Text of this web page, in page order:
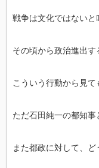
戦争は文化ではないと
その頃から政治進出す
こういう行動から見て
ただ石田純一の都知事
また都政に対して、ど